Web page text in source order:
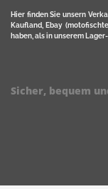
Hier finden Sie unsern
Kaufland, Ebay
haben, als in unserem
Sicher, bequem